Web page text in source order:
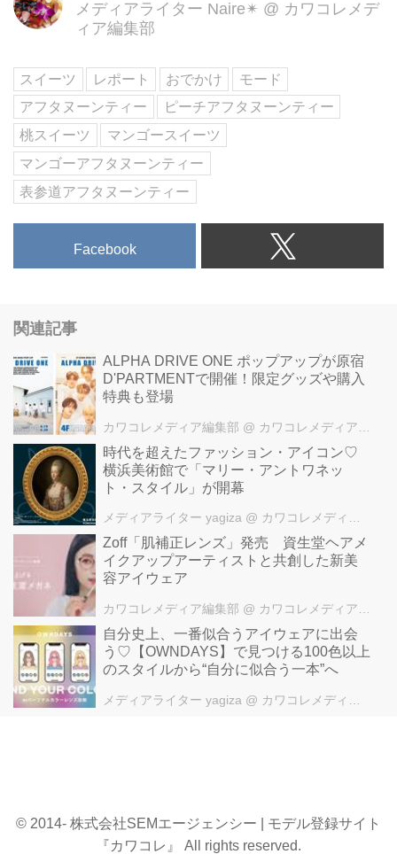
メディアライター Naire✴︎ @ カワコレメデ
ィア編集部
スイーツ レポート おでかけ
モード
アフタヌーンティー
ピーチアフタヌーンティー
桃スイーツ
マンゴースイーツ
マンゴーアフタヌーンティー
表参道アフタヌーンティー
Facebook
関連記事
ALPHA DRIVE ONE ポップアップが原宿
D'PARTMENTで開催！限定グッズや購入
特典も登場
カワコレメディア編集部 @ カワコレメディア編集部
時代を超えたファッション・アイコン♡
横浜美術館で「マリー・アントワネッ
ト・スタイル」が開幕
メディアライター yagiza @ カワコレメディア編集部
Zoff「肌補正レンズ」発売 資生堂ヘアメ
イクアップアーティストと共創した新美
容アイウェア
カワコレメディア編集部 @ カワコレメディア編集部
自分史上、一番似合うアイウェアに出会
う♡【OWNDAYS】で見つける100色以上
のスタイルから“自分に似合う一本”へ
メディアライター yagiza @ カワコレメディア編集部
© 2014- 株式会社SEMエージェンシー | モデル登録サイト
『カワコレ』 All rights reserved.